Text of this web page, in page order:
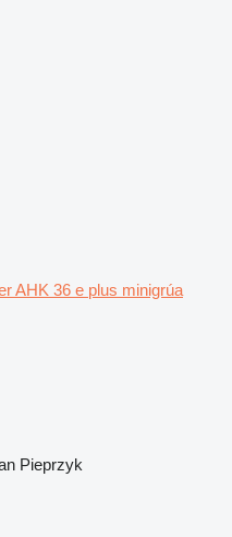
AHK 36 e plus minigrúa
Pieprzyk